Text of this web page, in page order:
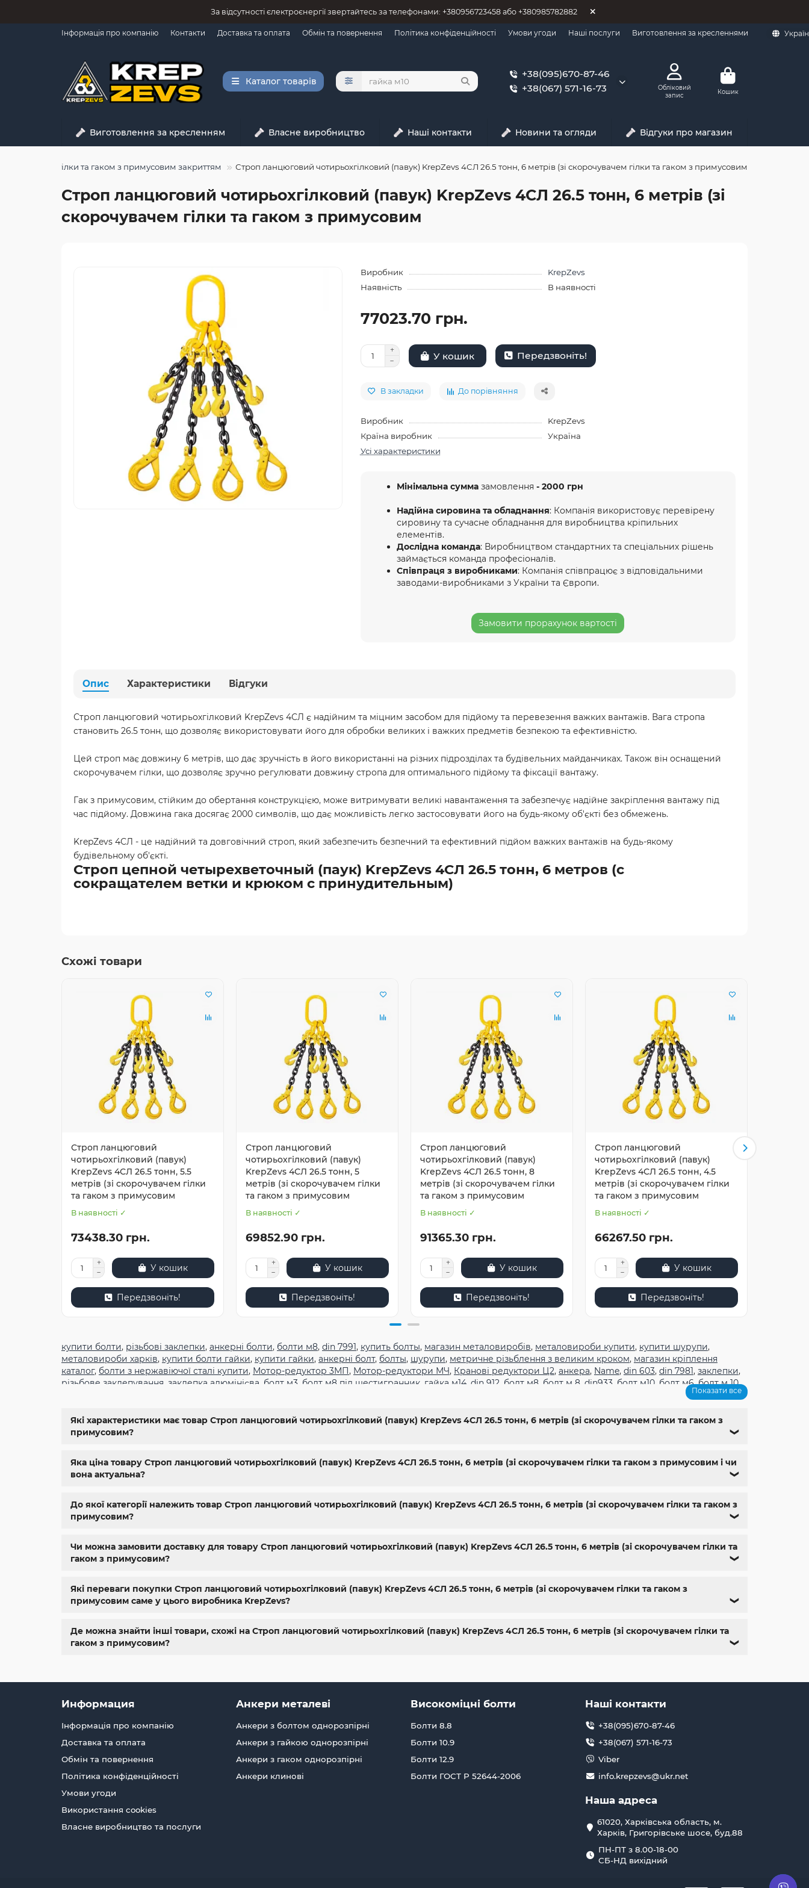
За відсутності єлектроєнергії звертайтесь за телефонами: +380956723458 або +380985782882
Інформація про компанію Контакти Доставка та оплата Обмін та повернення Політика конфіденційності Умови угоди Наші послуги Виготовлення за кресленнями
Каталог товарів
+38(095)670-87-46
+38(067) 571-16-73
Обліковий
запис
Кошик
Виготовлення за кресленням Власне виробництво Наші контакти Новини та огляди Відгуки про магазин
гілки та гаком з примусовим закриттям Строп ланцюговий чотирьохгілковий (павук) KrepZevs 4СЛ 26.5 тонн, 6 метрів (зі скорочувачем гілки та гаком з примусовим
Строп ланцюговий чотирьохгілковий (павук) KrepZevs 4СЛ 26.5 тонн, 6 метрів (зі
скорочувачем гілки та гаком з примусовим
Виробник
KrepZevs
Наявність
В наявності
77023.70 грн.
У кошик Передзвоніть!
В закладки До порівняння
Виробник
KrepZevs
Країна виробник
Україна
Усі характеристики
Мінімальна сумма замовлення - 2000 грн
Надійна сировина та обладнання: Компанія використовує перевірену
сировину та сучасне обладнання для виробництва кріпильних
елементів.
Дослідна команда: Виробництвом стандартних та спеціальних рішень
займається команда професіоналів.
Співпраця з виробниками: Компанія співпрацює з відповідальними
заводами-виробниками з України та Європи.
Замовити прорахунок вартості
Опис Характеристики Відгуки
Строп ланцюговий чотирьохгілковий KrepZevs 4СЛ є надійним та міцним засобом для підйому та перевезення важких вантажів. Вага стропа
становить 26.5 тонн, що дозволяє використовувати його для обробки великих і важких предметів безпекою та ефективністю.
Цей строп має довжину 6 метрів, що дає зручність в його використанні на різних підрозділах та будівельних майданчиках. Також він оснащений
скорочувачем гілки, що дозволяє зручно регулювати довжину стропа для оптимального підйому та фіксації вантажу.
Гак з примусовим, стійким до обертання конструкцією, може витримувати великі навантаження та забезпечує надійне закріплення вантажу під
час підйому. Довжина гака досягає 2000 символів, що дає можливість легко застосовувати його на будь-якому об'єкті без обмежень.
KrepZevs 4СЛ - це надійний та довговічний строп, який забезпечить безпечний та ефективний підйом важких вантажів на будь-якому
будівельному об'єкті.
Строп цепной четырехветочный (паук) KrepZevs 4СЛ 26.5 тонн, 6 метров (с
сокращателем ветки и крюком с принудительным)
Схожі товари
Строп ланцюговий
чотирьохгілковий (павук)
KrepZevs 4СЛ 26.5 тонн, 5.5
метрів (зі скорочувачем гілки
та гаком з примусовим
В наявності ✓
73438.30 грн.
У кошик
Передзвоніть!
Строп ланцюговий
чотирьохгілковий (павук)
KrepZevs 4СЛ 26.5 тонн, 5
метрів (зі скорочувачем гілки
та гаком з примусовим
В наявності ✓
69852.90 грн.
У кошик
Передзвоніть!
Строп ланцюговий
чотирьохгілковий (павук)
KrepZevs 4СЛ 26.5 тонн, 8
метрів (зі скорочувачем гілки
та гаком з примусовим
В наявності ✓
91365.30 грн.
У кошик
Передзвоніть!
Строп ланцюговий
чотирьохгілковий (павук)
KrepZevs 4СЛ 26.5 тонн, 4.5
метрів (зі скорочувачем гілки
та гаком з примусовим
В наявності ✓
66267.50 грн.
У кошик
Передзвоніть!
купити болти, різьбові заклепки, анкерні болти, болти м8, din 7991, купить болты, магазин металовиробів, металовироби купити, купити шурупи,
металовироби харків, купити болти гайки, купити гайки, анкерні болт, болты, шурупи, метричне різьблення з великим кроком, магазин кріплення
каталог, болти з нержавіючої сталі купити, Мотор-редуктор 3МП, Мотор-редуктори МЧ, Кранові редуктори Ц2, анкера, Name, din 603, din 7981, заклепки,
різьбове заклепування заклепка алюмінієва болт м3 болт м8 під шестигранник гайка м14 din 912 болт м8 болт м 8 din933 болт м10 болт м6,болт м 10,
din 6799,din
болтов,гайки и болты ,болты харьков,болты гайки шайбы,болты 10.9,болты 8.8 ,винты м8,болт нержавеющий м8,болты госты,стопорные гайки,
магазин метизов киев
Показати все
Які характеристики має товар Строп ланцюговий чотирьохгілковий (павук) KrepZevs 4СЛ 26.5 тонн, 6 метрів (зі скорочувачем гілки та гаком з
примусовим?
❯
Яка ціна товару Строп ланцюговий чотирьохгілковий (павук) KrepZevs 4СЛ 26.5 тонн, 6 метрів (зі скорочувачем гілки та гаком з примусовим і чи
вона актуальна?
❯
До якої категорії належить товар Строп ланцюговий чотирьохгілковий (павук) KrepZevs 4СЛ 26.5 тонн, 6 метрів (зі скорочувачем гілки та гаком з
примусовим?
❯
Чи можна замовити доставку для товару Строп ланцюговий чотирьохгілковий (павук) KrepZevs 4СЛ 26.5 тонн, 6 метрів (зі скорочувачем гілки та
гаком з примусовим?
❯
Які переваги покупки Строп ланцюговий чотирьохгілковий (павук) KrepZevs 4СЛ 26.5 тонн, 6 метрів (зі скорочувачем гілки та гаком з
примусовим саме у цього виробника KrepZevs?
❯
Де можна знайти інші товари, схожі на Строп ланцюговий чотирьохгілковий (павук) KrepZevs 4СЛ 26.5 тонн, 6 метрів (зі скорочувачем гілки та
гаком з примусовим?
❯
Информация
Інформація про компанію
Доставка та оплата
Обмін та повернення
Політика конфіденційності
Умови угоди
Використання cookies
Власне виробництво та послуги
Анкери металеві
Анкери з болтом однорозпірні
Анкери з гайкою однорозпірні
Анкери з гаком однорозпірні
Анкери клинові
Високоміцні болти
Болти 8.8
Болти 10.9
Болти 12.9
Болти ГОСТ Р 52644-2006
Наші контакти
+38(095)670-87-46
+38(067) 571-16-73
Viber
info.krepzevs@ukr.net
Наша адреса
61020, Харківська область, м.
Харків, Григорівське шосе, буд.88
ПН-ПТ з 8.00-18-00
СБ-НД вихідний